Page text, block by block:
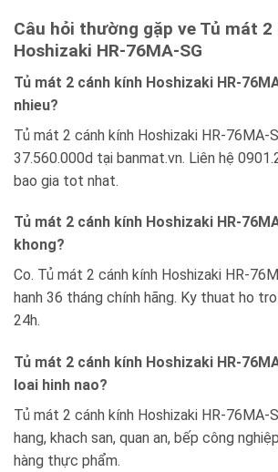
Câu hỏi thường gặp ve Tủ mát 2
Hoshizaki HR-76MA-SG
Tủ mát 2 cánh kính Hoshizaki HR-
nhieu?
Tủ mát 2 cánh kính Hoshizaki HR-76MA-
37.560.000d tại banmat.vn. Liên hệ
bao gia tot nhat.
Tủ mát 2 cánh kính Hoshizaki HR-
khong?
Co. Tủ mát 2 cánh kính Hoshizaki HR-
hanh 36 tháng chính hãng. Ky thuat ho
24h.
Tủ mát 2 cánh kính Hoshizaki HR-
loai hinh nao?
Tủ mát 2 cánh kính Hoshizaki HR-76MA-
hang, khach san, quan an, bếp công
hàng thực phẩm.